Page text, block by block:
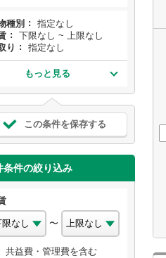
種別
指定なし
下限なし ~ 上限なし
り
指定なし
もっと見る
この条件を保存する
条件の絞り込み
〜
共益費・管理費を含む